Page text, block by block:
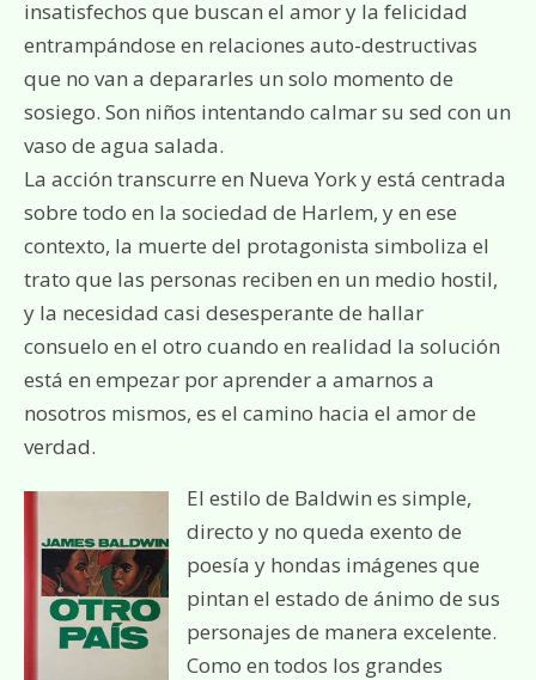
insatisfechos que buscan el amor y la felicidad
entrampándose en relaciones auto-destructivas
que no van a depararles un solo momento de
sosiego. Son niños intentando calmar su sed con un
vaso de agua salada.
La acción transcurre en Nueva York y está centrada
sobre todo en la sociedad de Harlem, y en ese
contexto, la muerte del protagonista simboliza el
trato que las personas reciben en un medio hostil,
y la necesidad casi desesperante de hallar
consuelo en el otro cuando en realidad la solución
está en empezar por aprender a amarnos a
nosotros mismos, es el camino hacia el amor de
verdad.
El estilo de Baldwin es simple,
directo y no queda exento de
poesía y hondas imágenes que
pintan el estado de ánimo de sus
personajes de manera excelente.
Como en todos los grandes